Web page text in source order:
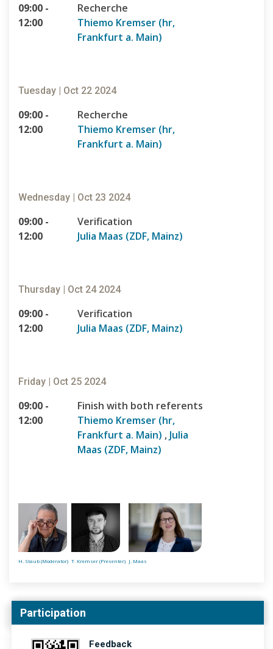
09:00 -
12:00
Recherche
Thiemo Kremser (hr,
Frankfurt a. Main)
Tuesday | Oct 22 2024
09:00 -
12:00
Recherche
Thiemo Kremser (hr,
Frankfurt a. Main)
Wednesday | Oct 23 2024
09:00 -
12:00
Verification
Julia Maas (ZDF, Mainz)
Thursday | Oct 24 2024
09:00 -
12:00
Verification
Julia Maas (ZDF, Mainz)
Friday | Oct 25 2024
09:00 -
12:00
Finish with both referents
Thiemo Kremser (hr,
Frankfurt a. Main) , Julia
Maas (ZDF, Mainz)
H. Staub (Moderator) T. Kremser (Presenter) J. Maas
Participation
Feedback